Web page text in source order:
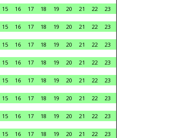
15 16 17 18 19 20 21 22 23
15 16 17 18 19 20 21 22 23
15 16 17 18 19 20 21 22 23
15 16 17 18 19 20 21 22 23
15 16 17 18 19 20 21 22 23
15 16 17 18 19 20 21 22 23
15 16 17 18 19 20 21 22 23
15 16 17 18 19 20 21 22 23